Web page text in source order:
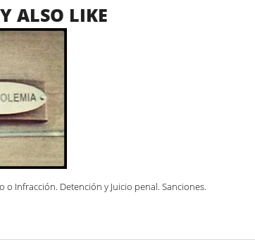
ALSO LIKE
o Infracción. Detención y Juicio penal. Sanciones.